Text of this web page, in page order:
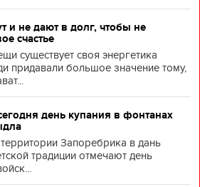
и не дают в долг, чтобы не
счастье
существует своя энергетика
придавали большое значение тому,
день купания в фонтанах
Запоребрика в дань
традиции отмечают день